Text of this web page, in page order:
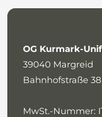
OG Kurmark-
39040 Margreid
Bahnhofstraße 38
MwSt.-Nummer: